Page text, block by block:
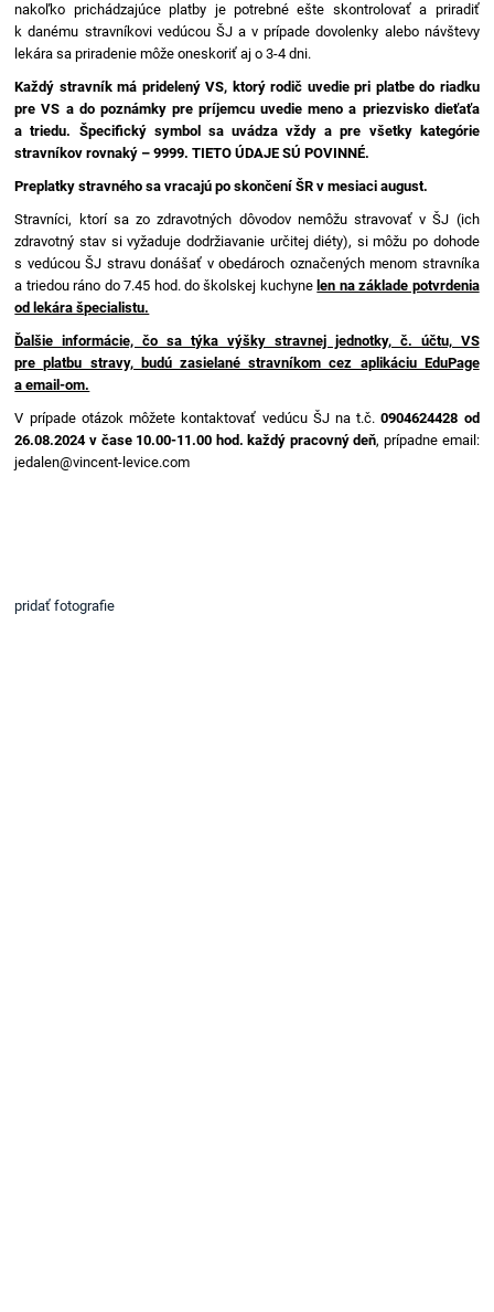
nakoľko prichádzajúce platby je potrebné ešte skontrolovať a priradiť
k danému stravníkovi vedúcou ŠJ a v prípade dovolenky alebo návštevy
lekára sa priradenie môže oneskoriť aj o 3-4 dni.
Každý stravník má pridelený VS, ktorý rodič uvedie pri platbe do riadku
pre VS a do poznámky pre príjemcu uvedie meno a priezvisko dieťaťa
a triedu. Špecifický symbol sa uvádza vždy a pre všetky kategórie
stravníkov rovnaký – 9999. TIETO ÚDAJE SÚ POVINNÉ.
Preplatky stravného sa vracajú po skončení ŠR v mesiaci august.
Stravníci, ktorí sa zo zdravotných dôvodov nemôžu stravovať v ŠJ (ich
zdravotný stav si vyžaduje dodržiavanie určitej diéty), si môžu po dohode
s vedúcou ŠJ stravu donášať v obedároch označených menom stravníka
a triedou ráno do 7.45 hod. do školskej kuchyne len na základe potvrdenia
od lekára špecialistu.
Ďalšie informácie, čo sa týka výšky stravnej jednotky, č. účtu, VS
pre platbu stravy, budú zasielané stravníkom cez aplikáciu EduPage
a email-om.
V prípade otázok môžete kontaktovať vedúcu ŠJ na t.č.0904624428 od
26.08.2024 v čase 10.00-11.00 hod. každý pracovný deň, prípadne email:
jedalen@vincent-levice.com
pridať fotografie